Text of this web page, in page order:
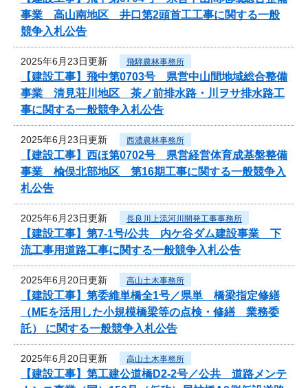
事業 高山南地区 井口第2頭首工工事に関する一般
競争入札公告
2025年6月23日更新 飛騨農林事務所
【建設工事】飛中第0703号 県営中山間地域総合整備
事業 清見荘川地区 茶ノ前排水路・川ヲサ排水路工
事に関する一般競争入札公告
2025年6月23日更新 西濃農林事務所
【建設工事】西ほ第0702号 県営経営体育成基盤整備
事業 楡俣北部地区 第16期工事に関する一般競争入
札公告
2025年6月23日更新 長良川上流河川開発工事事務所
【建設工事】第7-1号/公共 内ケ谷ダム建設事業 下
流工事用道路工事に関する一般競争入札公告
2025年6月20日更新 高山土木事務所
【建設工事】第委維単橋全1号／県単 橋梁指定修繕
（MEを活用した小規模橋梁等の点検・修繕 業務委
託） に関する一般競争入札公告
2025年6月20日更新 高山土木事務所
【建設工事】第工建公道橋D2-2号／公共 道路メンテ